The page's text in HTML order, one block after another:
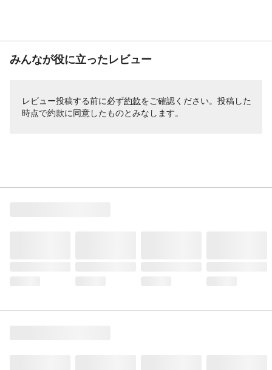
みんなが役に立ったレビュー
レビュー投稿する前に必ず約款をご確認ください。投稿した
時点で約款に同意したものとみなします。